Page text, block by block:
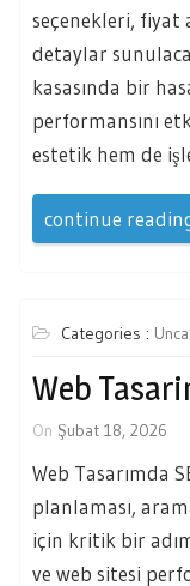
seçenekleri, fiyat
detaylar
kasasında bir
performansını
estetik hem de
continue
Categories :
Web
On Şubat 18, 2026
Web Tasarımda
planlaması,
için kritik bir
ve web sitesi